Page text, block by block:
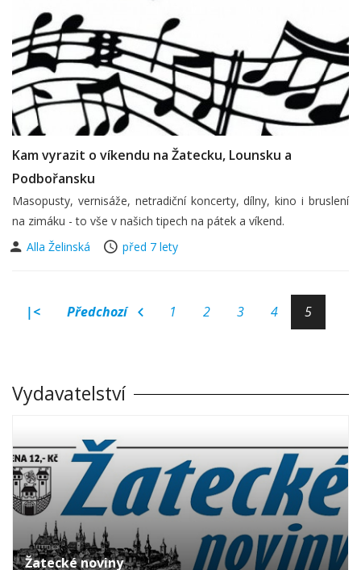
Kam vyrazit o víkendu na Žatecku, Lounsku a
Podbořansku
Masopusty, vernisáže, netradiční koncerty, dílny, kino i bruslení
na zimáku - to vše v našich tipech na pátek a víkend.
Alla Želinská
před 7 lety
|< Předchozí 1 2 3 4 5
Vydavatelství
Žatecké noviny